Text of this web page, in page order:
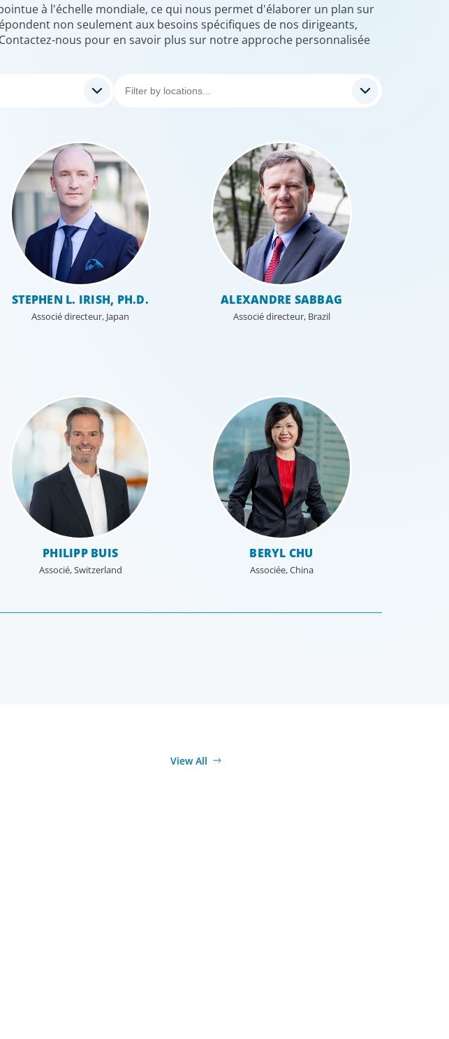
à l'échelle mondiale, ce qui nous permet d'élaborer un plan sur
non seulement aux besoins spécifiques de nos dirigeants,
nous pour en savoir plus sur notre approche personnalisée
STEPHEN L. IRISH, PH.D.
Associé directeur, Japan
ALEXANDRE SABBAG
Associé directeur, Brazil
PHILIPP BUIS
Associé, Switzerland
BERYL CHU
Associée, China
View All